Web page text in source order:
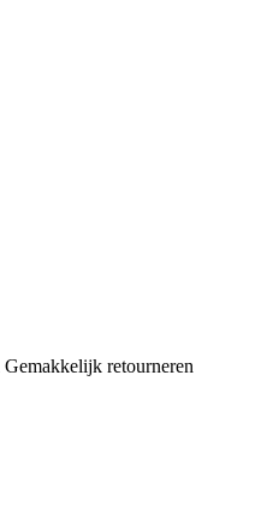
Gemakkelijk retourneren